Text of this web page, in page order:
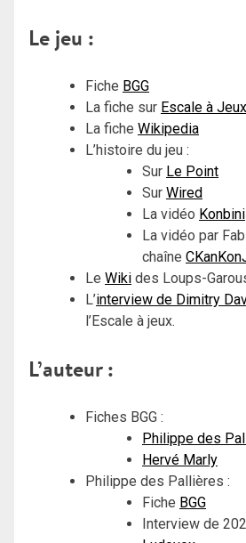
Le jeu :
Fiche BGG
La fiche sur Escale à Jeux
La fiche Wikipedia
L’histoire du jeu :
Sur Le Point
Sur Wired
La vidéo Konbini
La vidéo par
chaîne
Le Wiki des Loups-
L’interview de Dimitry
l’Escale à jeux.
L’auteur :
Fiches BGG :
Philippe des
Hervé Marly
Philippe des Pallières :
Fiche BGG
Interview de